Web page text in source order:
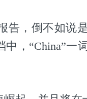
告，倒不如说
，“China”一